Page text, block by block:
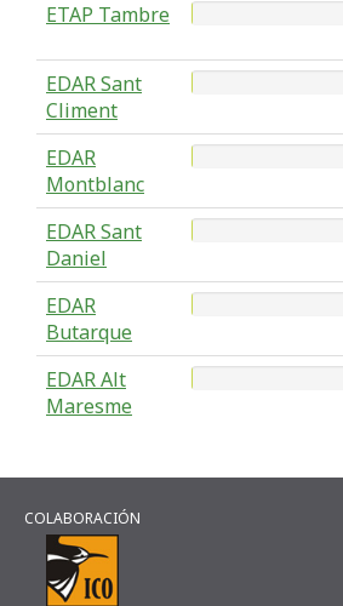
ETAP Tambre
EDAR Sant
Climent
EDAR
Montblanc
EDAR Sant
Daniel
EDAR
Butarque
EDAR Alt
Maresme
COLABORACIÓN